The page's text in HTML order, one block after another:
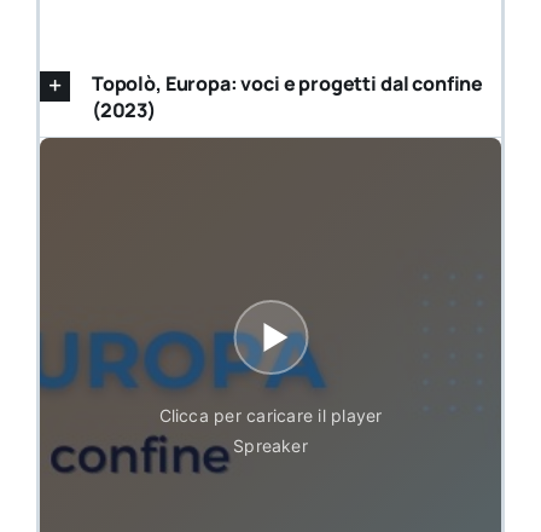
Topolò, Europa: voci e progetti dal confine
(2023)
Clicca per caricare il player
Spreaker